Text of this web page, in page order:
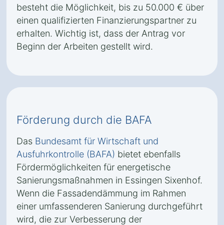
besteht die Möglichkeit, bis zu 50.000 € über
einen qualifizierten Finanzierungspartner zu
erhalten. Wichtig ist, dass der Antrag vor
Beginn der Arbeiten gestellt wird.
Förderung durch die BAFA
Das Bundesamt für Wirtschaft und
Ausfuhrkontrolle (BAFA) bietet ebenfalls
Fördermöglichkeiten für energetische
Sanierungsmaßnahmen in Essingen Sixenhof.
Wenn die Fassadendämmung im Rahmen
einer umfassenderen Sanierung durchgeführt
wird, die zur Verbesserung der